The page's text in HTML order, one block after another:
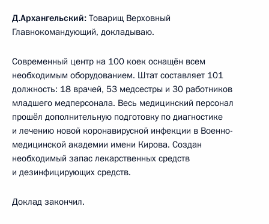
Д.Архангельский: Товарищ Верховный
Главнокомандующий, докладываю.
Современный центр на 100 коек оснащён всем
необходимым оборудованием. Штат составляет 101
должность: 18 врачей, 53 медсестры и 30 работников
младшего медперсонала. Весь медицинский персонал
прошёл дополнительную подготовку по диагностике
и лечению новой коронавирусной инфекции в Военно-
медицинской академии имени Кирова. Создан
необходимый запас лекарственных средств
и дезинфицирующих средств.
Доклад закончил.